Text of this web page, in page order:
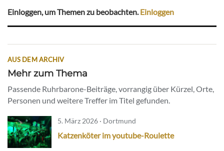
Einloggen, um Themen zu beobachten.Einloggen
AUS DEM ARCHIV
Mehr zum Thema
Passende Ruhrbarone-Beiträge, vorrangig über Kürzel, Orte,
Personen und weitere Treffer im Titel gefunden.
5. März 2026 · Dortmund
Katzenköter im youtube-Roulette